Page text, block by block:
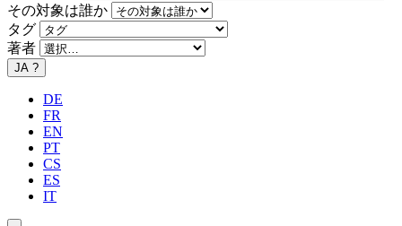
その対象は誰か
タグ
著者
JA ?
DE
FR
EN
PT
CS
ES
IT